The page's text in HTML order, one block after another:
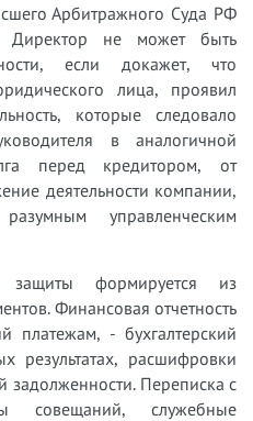
Арбитражного Суда РФ
не может быть
если докажет, что
лица, проявил
которые следовало
в аналогичной
перед кредитором, от
деятельности компании,
управленческим
защиты формируется из
Финансовая отчетность
платежам, - бухгалтерский
результатах, расшифровки
задолженности. Переписка с
совещаний, служебные